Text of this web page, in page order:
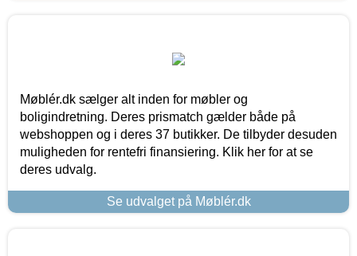
Møblér.dk sælger alt inden for møbler og
boligindretning. Deres prismatch gælder både på
webshoppen og i deres 37 butikker. De tilbyder desuden
muligheden for rentefri finansiering. Klik her for at se
deres udvalg.
Se udvalget på Møblér.dk